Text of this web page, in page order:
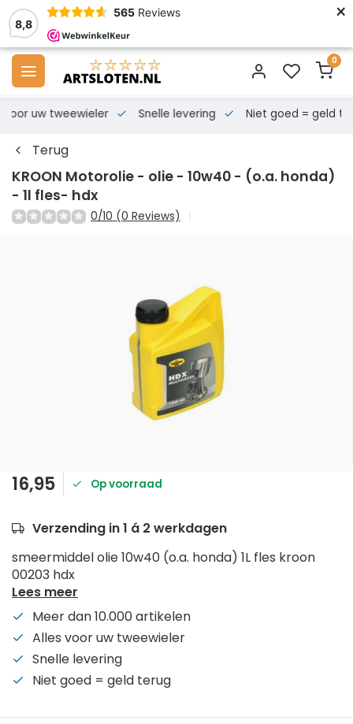
8,8
565 Reviews ×
0
voor uw tweewieler Snelle levering Niet goed = geld
Terug
KROON Motorolie - olie - 10w40 - (o.a. honda)
- 1l fles- hdx
0/10 (0 Reviews)
16,95 Op voorraad
Verzending in 1 á 2 werkdagen
smeermiddel olie 10w40 (o.a. honda) 1L fles kroon
00203 hdx
Lees meer
Meer dan 10.000 artikelen
Alles voor uw tweewieler
Snelle levering
Niet goed = geld terug